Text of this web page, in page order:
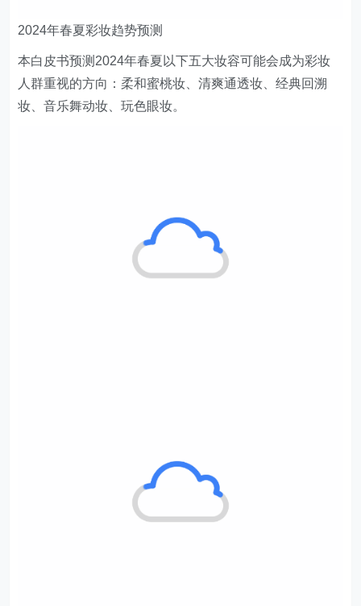
2024年春夏彩妆趋势预测
本白皮书预测2024年春夏以下五大妆容可能会成为彩妆
人群重视的方向：柔和蜜桃妆、清爽通透妆、经典回溯
妆、音乐舞动妆、玩色眼妆。